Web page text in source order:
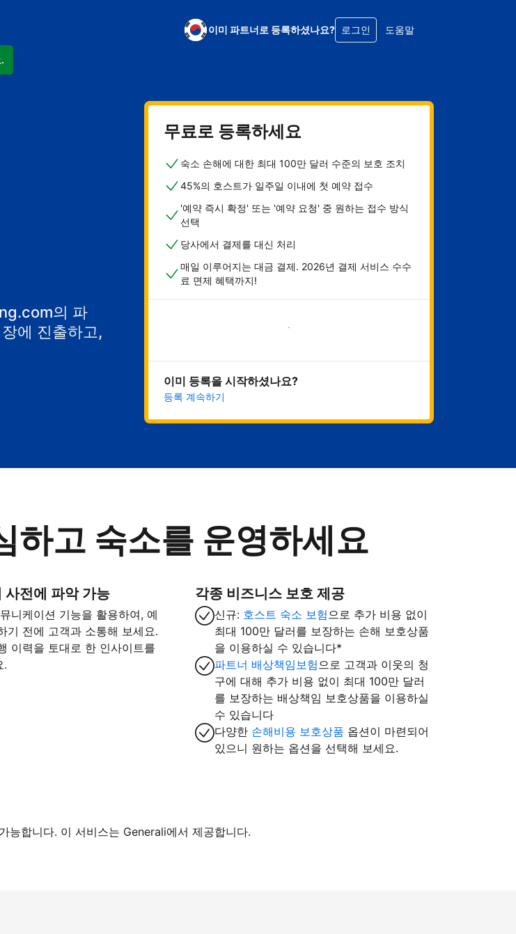
이미 파트너로 등록하셨나요? 로그인 도움말
의 파
에 진출하고,
무료로 등록하세요
숙소 손해에 대한 최대 100만 달러 수준의 보호 조치
45%의 호스트가 일주일 이내에 첫 예약 접수
'예약 즉시 확정' 또는 '예약 요청' 중 원하는 접수 방식
선택
당사에서 결제를 대신 처리
매일 이루어지는 대금 결제. 2026년 결제 서비스 수수
료 면제 혜택까지!
지금 시작하기
이미 등록을 시작하셨나요?
등록 계속하기
하고 숙소를 운영하세요
사전에 파악 가능
니케이션 기능을 활용하여, 예
기 전에 고객과 소통해 보세요.
이력을 토대로 한 인사이트를
.
각종 비즈니스 보호 제공
신규: 호스트 숙소 보험으로 추가 비용 없이
최대 100만 달러를 보장하는 손해 보호상품
을 이용하실 수 있습니다*
파트너 배상책임보험으로 고객과 이웃의 청
구에 대해 추가 비용 없이 최대 100만 달러
를 보장하는 배상책임 보호상품을 이용하실
수 있습니다
다양한 손해비용 보호상품 옵션이 마련되어
있으니 원하는 옵션을 선택해 보세요.
능합니다. 이 서비스는 Generali에서 제공합니다.